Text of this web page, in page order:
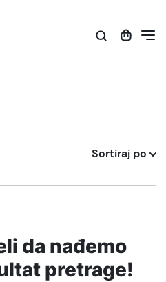
Sortiraj po
da nađemo
pretrage!